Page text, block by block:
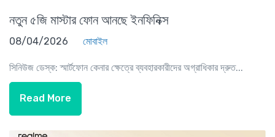
নতুন ৫জি মাস্টার ফোন আনছে ইনফিনিক্স
08/04/2026 মোবাইল
সিনিউজ ডেস্ক: স্মার্টফোন কেনার ক্ষেত্রে ব্যবহারকারীদের অগ্রাধিকার দ্রুত...
Read More